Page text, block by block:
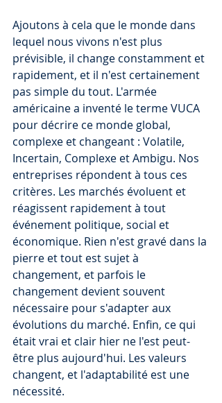
Ajoutons à cela que le monde dans
lequel nous vivons n'est plus
prévisible, il change constamment et
rapidement, et il n'est certainement
pas simple du tout. L'armée
américaine a inventé le terme VUCA
pour décrire ce monde global,
complexe et changeant : Volatile,
Incertain, Complexe et Ambigu. Nos
entreprises répondent à tous ces
critères. Les marchés évoluent et
réagissent rapidement à tout
événement politique, social et
économique. Rien n'est gravé dans la
pierre et tout est sujet à
changement, et parfois le
changement devient souvent
nécessaire pour s'adapter aux
évolutions du marché. Enfin, ce qui
était vrai et clair hier ne l'est peut-
être plus aujourd'hui. Les valeurs
changent, et l'adaptabilité est une
nécessité.